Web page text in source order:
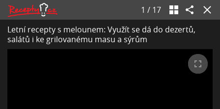
1 / 17
Letní recepty s melounem: Využít se dá do dezertů,
salátů i ke grilovanému masu a sýrům